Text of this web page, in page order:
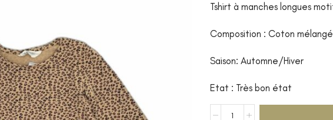
Tshirt à manches longues
Composition : Coton mélangé
Saison: Automne/Hiver
Etat : Très bon état